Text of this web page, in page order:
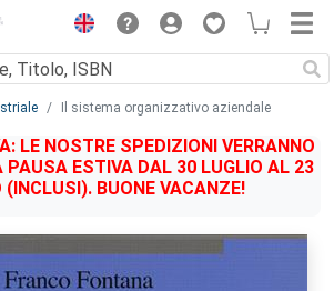
Il sistema organizzativo aziendale
LE NOSTRE SPEDIZIONI VERRANNO
PAUSA ESTIVA DAL 30 LUGLIO AL 23
BUONE VACANZE!